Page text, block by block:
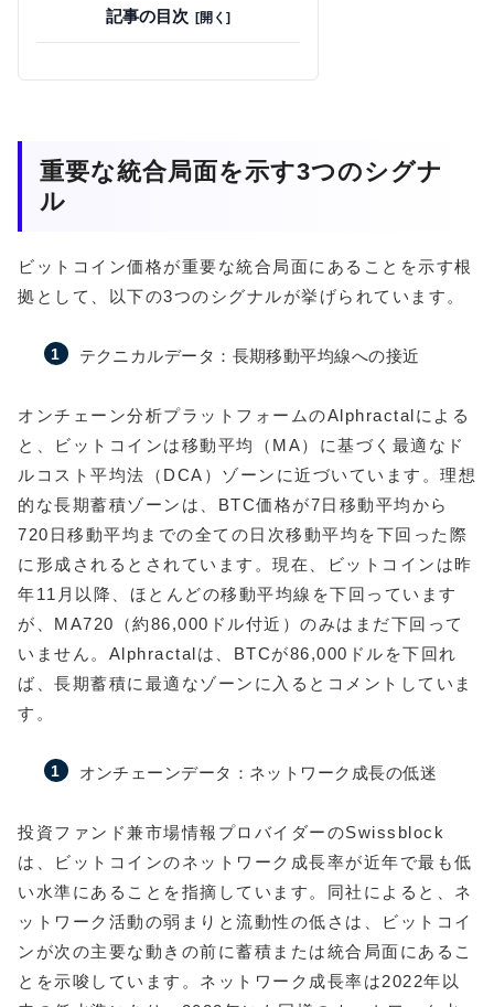
記事の目次
重要な統合局面を示す3つのシグナ
ル
ビットコイン価格が重要な統合局面にあることを示す根
拠として、以下の3つのシグナルが挙げられています。
テクニカルデータ：長期移動平均線への接近
オンチェーン分析プラットフォームのAlphractalによる
と、ビットコインは移動平均（MA）に基づく最適なド
ルコスト平均法（DCA）ゾーンに近づいています。理想
的な長期蓄積ゾーンは、BTC価格が7日移動平均から
720日移動平均までの全ての日次移動平均を下回った際
に形成されるとされています。現在、ビットコインは昨
年11月以降、ほとんどの移動平均線を下回っています
が、MA720（約86,000ドル付近）のみはまだ下回って
いません。Alphractalは、BTCが86,000ドルを下回れ
ば、長期蓄積に最適なゾーンに入るとコメントしていま
す。
オンチェーンデータ：ネットワーク成長の低迷
投資ファンド兼市場情報プロバイダーのSwissblock
は、ビットコインのネットワーク成長率が近年で最も低
い水準にあることを指摘しています。同社によると、ネ
ットワーク活動の弱まりと流動性の低さは、ビットコイ
ンが次の主要な動きの前に蓄積または統合局面にあるこ
とを示唆しています。ネットワーク成長率は2022年以